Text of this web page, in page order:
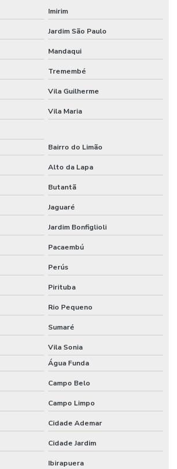
de química
para laboratório
de química
de química banho maria
de química
de água
para laboratório
para laboratório
Imirim
Jardim São Paulo
Mandaqui
Tremembé
Vila Guilherme
Vila Maria
Bairro do Limão
Alto da Lapa
Butantã
Jaguaré
Jardim Bonfiglioli
Pacaembú
Perús
Pirituba
Rio Pequeno
Sumaré
Vila Sonia
Água Funda
Campo Belo
Campo Limpo
Cidade Ademar
Cidade Jardim
Ibirapuera